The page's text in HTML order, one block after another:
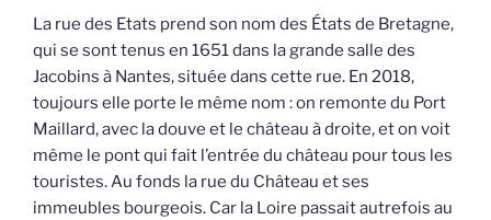
La rue des Etats prend son nom des États de Bretagne,
qui se sont tenus en 1651 dans la grande salle des
Jacobins à Nantes, située dans cette rue. En 2018,
toujours elle porte le même nom : on remonte du Port
Maillard, avec la douve et le château à droite, et on voit
même le pont qui fait l’entrée du château pour tous les
touristes. Au fonds la rue du Château et ses
immeubles bourgeois. Car la Loire passait autrefois au